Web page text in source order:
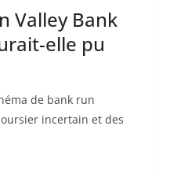
Valley Bank
elle pu
de bank run
incertain et des